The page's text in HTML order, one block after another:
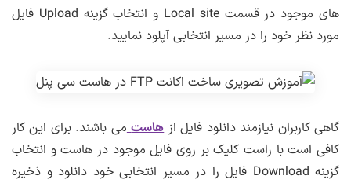
های موجود در قسمت Local site و انتخاب گزینه Upload فایل
مورد نظر خود را در مسیر انتخابی آپلود نمایید.
گاهی کاربران نیازمند دانلود فایل ازهاست می باشند. برای این کار
کافی است با راست کلیک بر روی فایل موجود در هاست و انتخاب
گزینه Download فایل را در مسیر انتخابی خود دانلود و ذخیره